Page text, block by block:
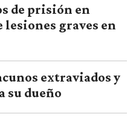
de prisión en
lesiones graves en
extraviados y
su dueño